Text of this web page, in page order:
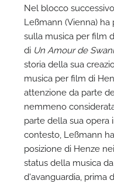
Nel blocco
Leßmann (Vienna)
sulla musica per film
di Un Amour de
storia della sua
musica per film di
attenzione da parte
nemmeno
parte della sua opera
contesto, Leßmann
posizione di Henze
status della musica
d'avanguardia, prima